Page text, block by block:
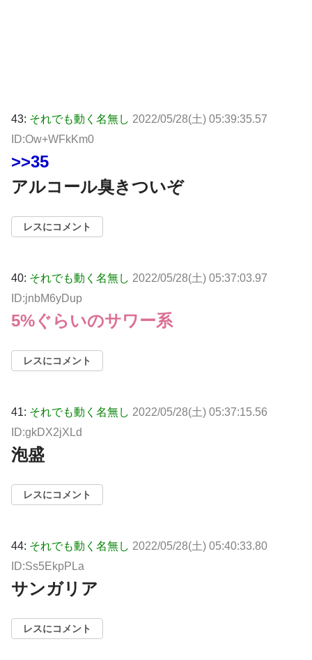
43: それでも動く名無し 2022/05/28(土) 05:39:35.57
ID:Ow+WFkKm0
>>35
アルコール臭きついぞ
レスにコメント
40: それでも動く名無し 2022/05/28(土) 05:37:03.97
ID:jnbM6yDup
5%ぐらいのサワー系
レスにコメント
41: それでも動く名無し 2022/05/28(土) 05:37:15.56
ID:gkDX2jXLd
泡盛
レスにコメント
44: それでも動く名無し 2022/05/28(土) 05:40:33.80
ID:Ss5EkpPLa
サンガリア
レスにコメント